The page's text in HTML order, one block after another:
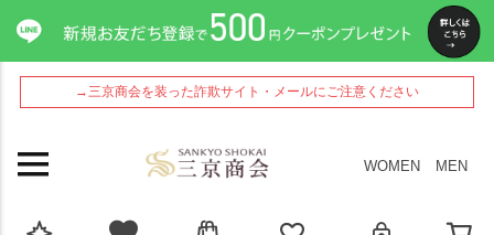
→三京商会を装った詐欺サイト・メールにご注意ください
WOMEN MEN
ペー
ジト
ップ
へ